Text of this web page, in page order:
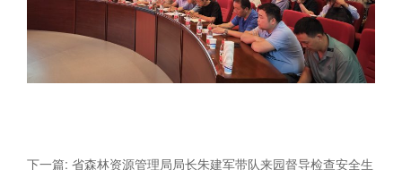
下一篇: 省森林资源管理局局长朱建军带队来园督导检查安全生